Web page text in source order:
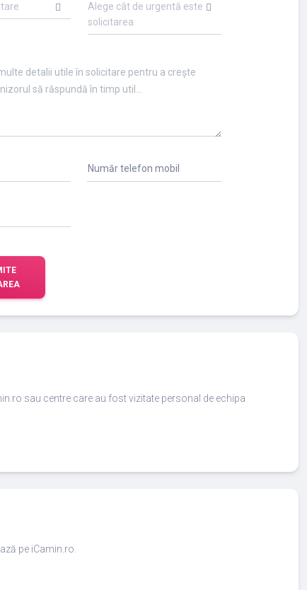
Alege cât de urgentă este
solicitarea
Număr telefon mobil
sau centre care au fost vizitate personal de echipa
pe iCamin.ro.